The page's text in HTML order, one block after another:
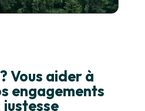
Vous aider à
engagements
justesse